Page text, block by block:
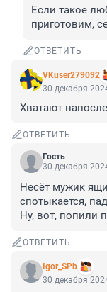
Если такое
приготовим,
ОТВЕТИТЬ
VKuser279092
30 декабря
Хватают
ОТВЕТИТЬ
Гость
30 декабря
Несёт мужик
спотыкается,
Ну, вот, попили
ОТВЕТИТЬ
Igor_SPb
30 декабря